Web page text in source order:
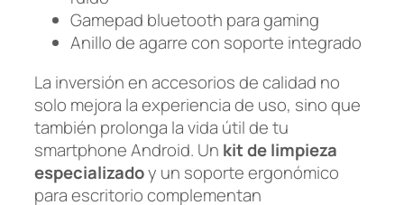
Gamepad bluetooth para gaming
Anillo de agarre con soporte integrado
La inversión en accesorios de calidad no
solo mejora la experiencia de uso, sino que
también prolonga la vida útil de tu
smartphone Android. Un kit de limpieza
especializadoy un soporte ergonómico
para escritorio complementan